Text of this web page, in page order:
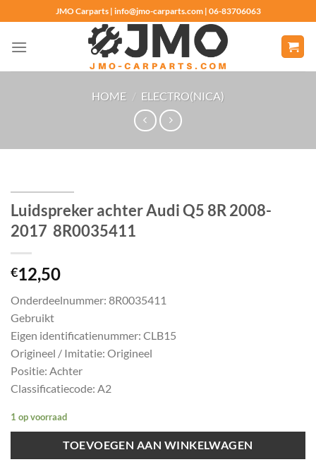
naar
inhoud
JMO Carparts | info@jmo-carparts.com | 06-83706063
HOME / ELECTRO(NICA)
Luidspreker achter Audi Q5 8R 2008-
2017 8R0035411
€12,50
Onderdeelnummer: 8R0035411
Gebruikt
Eigen identificatienummer: CLB15
Origineel / Imitatie: Origineel
Positie: Achter
Classificatiecode: A2
1 op voorraad
TOEVOEGEN AAN WINKELWAGEN